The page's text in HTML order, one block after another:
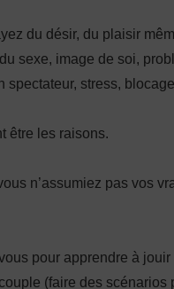
du désir, du plaisir
sexe, image de soi,
spectateur, stress,
être les raisons.
n’assumiez pas vos
pour apprendre à jouir
(faire des scénarios